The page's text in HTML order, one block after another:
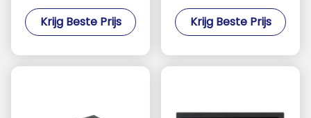
Aanrakingscomité PC
met 2xUSB 3,0 I/O
Krijg Beste Prijs
Ontworpen Comité PC
met de Opslag van
Krijg Beste Prijs